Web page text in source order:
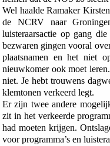
Wel haalde Ramaker
de NCRV naar
luisteraarsactie op gang
bezwaren gingen vooral
plaatsnamen en het niet
nieuwkomer ook moet
niet. Je hebt trouwens
klemtonen verkeerd legt.
Er zijn twee andere
zit in het verkeerde
had moeten krijgen.
voor programma’s en